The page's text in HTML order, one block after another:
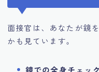
面接官は、あなたが鏡
かも見ています。
鏡での全身チェック